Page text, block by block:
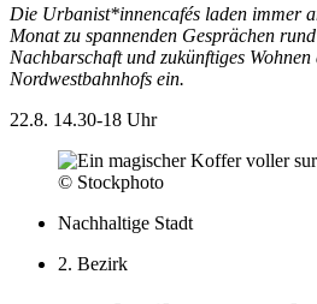
Die Urbanist*innencafés laden immer
Monat zu spannenden Gesprächen
Nachbarschaft und zukünftiges
Nordwestbahnhofs ein.
22.8. 14.30-18 Uhr
© Stockphoto
Nachhaltige Stadt
2. Bezirk